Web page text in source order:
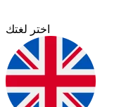
اختر لغتك